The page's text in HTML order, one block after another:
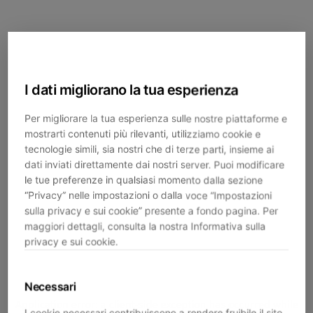
I dati migliorano la tua esperienza
Per migliorare la tua esperienza sulle nostre piattaforme e
mostrarti contenuti più rilevanti, utilizziamo cookie e
tecnologie simili, sia nostri che di terze parti, insieme ai
dati inviati direttamente dai nostri server. Puoi modificare
le tue preferenze in qualsiasi momento dalla sezione
“Privacy” nelle impostazioni o dalla voce “Impostazioni
sulla privacy e sui cookie” presente a fondo pagina. Per
maggiori dettagli, consulta la nostra Informativa sulla
privacy e sui cookie.
Necessari